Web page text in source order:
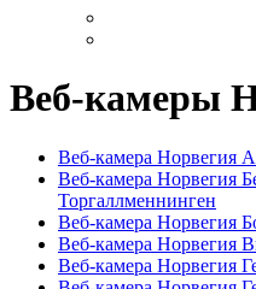
Веб-камеры
Веб-камера Норвегия
Веб-камера Норвегия
Торгаллменнинген
Веб-камера Норвегия
Веб-камера Норвегия
Веб-камера Норвегия